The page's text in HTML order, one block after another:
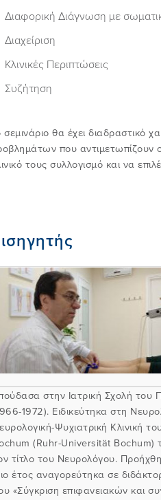
Διαφορική Διάγνωση με
Διαχείριση
Κλινικές Περιπτώσεις
Συζήτηση
σεμινάριο θα έχει διαδραστικό
που αντιμετωπίζουν
τους συλλογισμό και να
στην Ιατρική Σχολή του
1972). Ειδικεύτηκα στη
Ψυχιατρική Κλινική
(Ruhr-Universität Bochum)
τίτλο του Νευρολόγου.
έτος αναγορεύτηκα σε
«Σύγκριση επιφανειακών και